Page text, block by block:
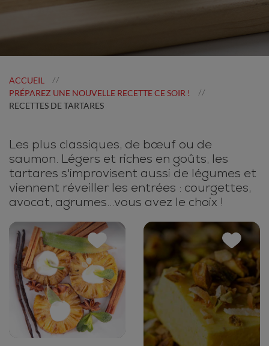
ACCUEIL //
PRÉPAREZ UNE NOUVELLE RECETTE CE SOIR ! //
RECETTES DE TARTARES
Les plus classiques, de bœuf ou de
saumon. Légers et riches en goûts, les
tartares s'improvisent aussi de légumes et
viennent réveiller les entrées : courgettes,
avocat, agrumes...vous avez le choix !